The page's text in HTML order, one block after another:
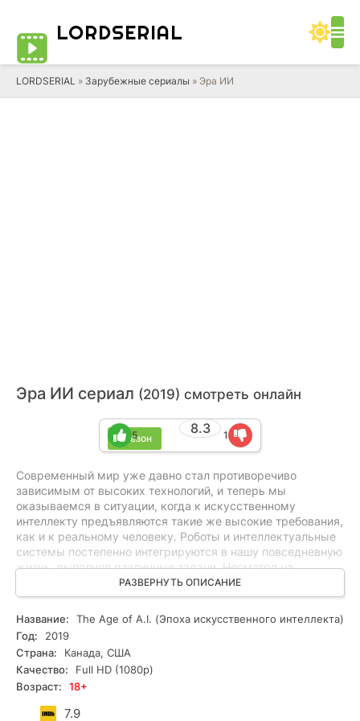
LORDSERIAL
LORDSERIAL » Зарубежные сериалы » Эра ИИ
Эра ИИ сериал (2019) смотреть онлайн
1 сезон
8.3
5 1
Современный мир уже давно стал противоречиво
зависимым от высоких технологий, и теперь мы
оказываемся в ситуации, когда к искусственному
интеллекту предъявляются такие же высокие требования,
как и к реальному человеку. Роботы и интеллектуальные
системы постепенно интегрируются в нашу повседневную
жизнь, выполняя различные задачи. Несмотря на
дальнейший прогресс в области исследования
компьютеров, человечество все еще видит огромные
перспективы для развития и продолжает исследовать
возможности внедрения роботов в повседневную жизнь.
Ученые и инженеры продолжают создавать все более
совершенные системы, в то время как программисты
создают сложные задачи, определяющие возможность
искусственного интеллекта самостоятельно обучаться у
людей или других машин. Научные достижения
РАЗВЕРНУТЬ ОПИСАНИЕ
Название:
The Age of A.I. (Эпоха искусственного интеллекта)
Год:
2019
Страна:
Канада, США
Качество:
Full HD (1080p)
Возраст:
18+
7.9